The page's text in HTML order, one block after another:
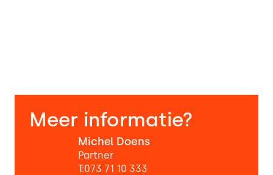
Meer informatie?
Michel Doens
Partner
T:073 71 10 333